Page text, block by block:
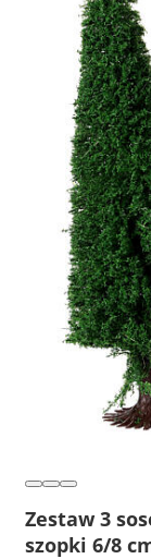
Zestaw 3
szopki 6/8